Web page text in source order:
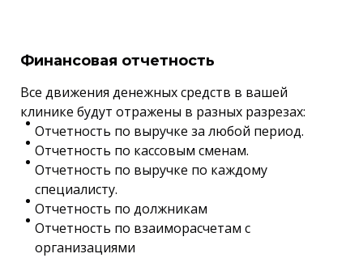
Финансовая отчетность
Все движения денежных средств в вашей
клинике будут отражены в разных разрезах:
Отчетность по выручке за любой период.
Отчетность по кассовым сменам.
Отчетность по выручке по каждому
специалисту.
Отчетность по должникам
Отчетность по взаиморасчетам с
организациями